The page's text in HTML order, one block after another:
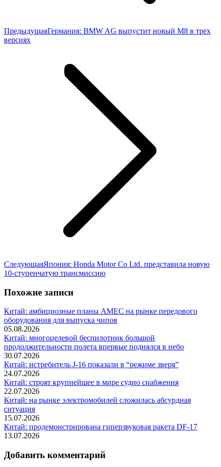
ПредыдущаяПредыдущая
Германия: BMW AG выпустит новый M8 в трех
версиях
СледующаяСледующая
запись:
Япония: Honda Motor Co Ltd. представила новую
10-ступенчатую трансмиссию
Похожие записи
Китай: амбициозные планы AMEC на рынке передового
оборудования для выпуска чипов
05.08.2026
Китай: многоцелевой беспилотник большой
продолжительности полета впервые поднялся в небо
30.07.2026
Китай: истребитель J-16 показали в “режиме зверя”
24.07.2026
Китай: строят крупнейшее в мире судно снабжения
22.07.2026
Китай: на рынке электромобилей сложилась абсурдная
ситуация
15.07.2026
Китай: продемонстрирована гиперзвуковая ракета DF-17
13.07.2026
Добавить комментарий